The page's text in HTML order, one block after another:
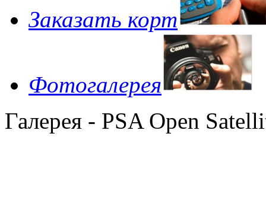
Заказать корт
Фотогалерея
Галерея - PSA Open